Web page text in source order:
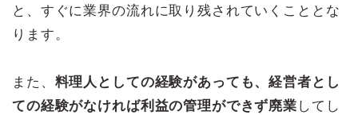
と、すぐに業界の流れに取り残されていくこととな
ります。
また、 料理人としての経験があっても、経営者とし
ての経験がなければ利益の管理ができず廃業 してし